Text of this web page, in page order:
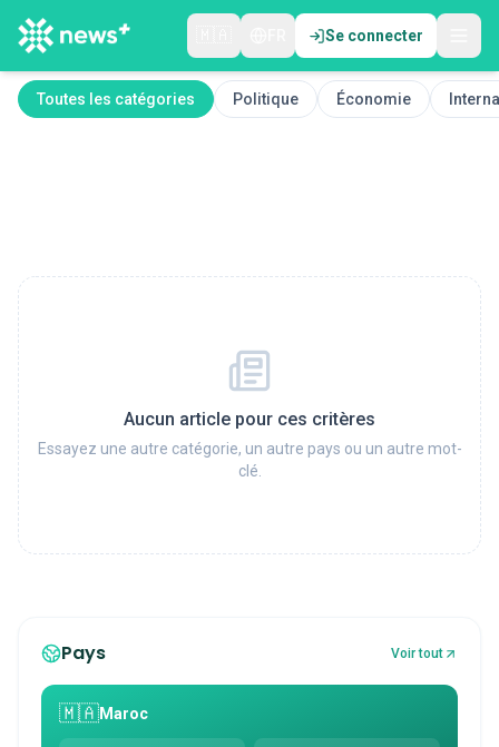
Se connecter
Toutes les catégories Politique Économie
Aucun article pour ces critères
Essayez une autre catégorie, un autre pays ou un autre mot-
clé.
Pays Voir tout
🇲🇦Maroc